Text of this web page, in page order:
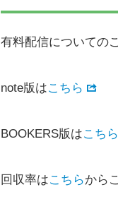
有料配信についての
note版はこちら
BOOKERS版はこちら
回収率はこちらから